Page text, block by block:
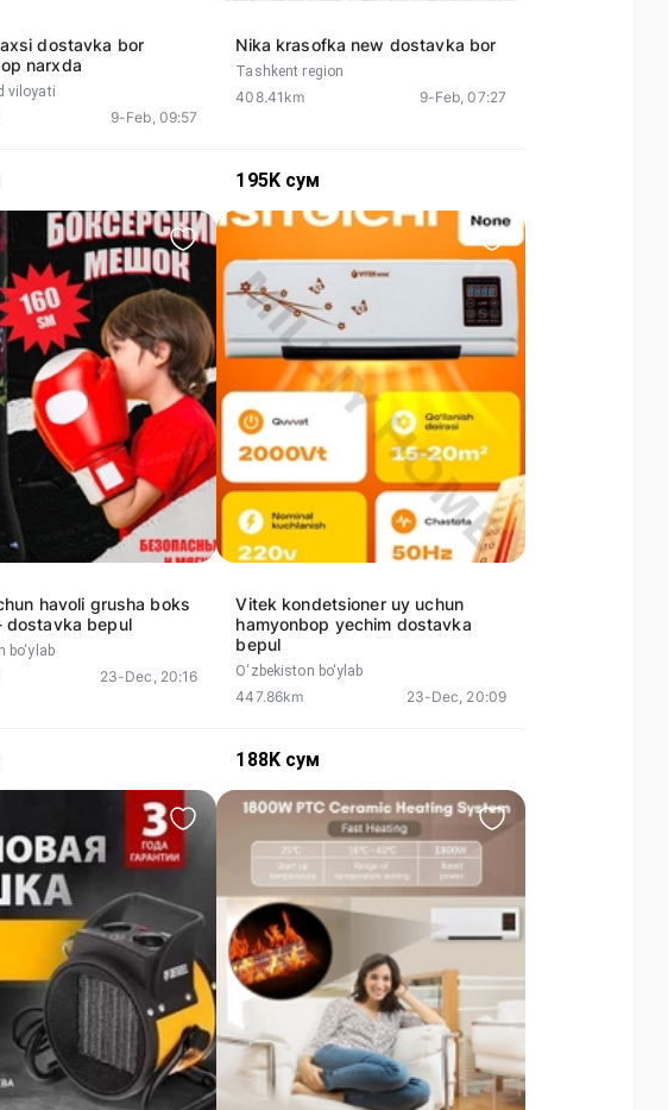
dostavka bor
narxda
viloyati
9-Feb, 09:57
Nika krasofka new dostavka bor
Tashkent region
408.41km 9-Feb, 07:27
195K сум
havoli grusha boks
dostavka bepul
bo‘ylab
23-Dec, 20:16
Vitek kondetsioner uy uchun
hamyonbop yechim dostavka
bepul
O‘zbekiston bo‘ylab
447.86km 23-Dec, 20:09
188K сум